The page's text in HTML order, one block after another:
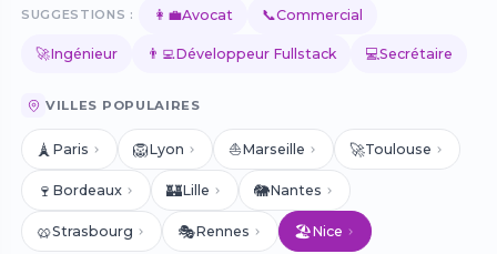
SUGGESTIONS : 👩‍💼Avocat 📞Commercial
🚀Ingénieur 👨‍💻Développeur Fullstack 💻Secrétaire
VILLES POPULAIRES
🗼 Paris 🦁Lyon ⛵Marseille 🚀Toulouse
🍷 Bordeaux 🏰Lille 🐘Nantes
🥨Strasbourg 🎭Rennes 🏖️Nice